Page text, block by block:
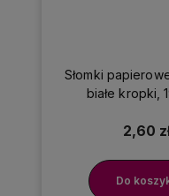
Słomki
białe kropki,
2,60
Do